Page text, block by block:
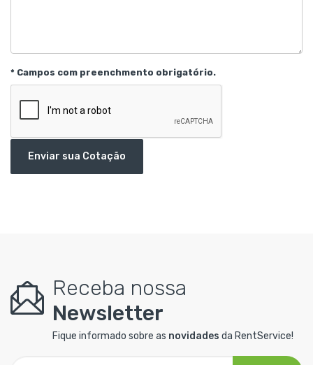
* Campos com preenchmento obrigatório.
Enviar sua Cotação
Receba nossa
Newsletter
Fique informado sobre as novidades da RentService!